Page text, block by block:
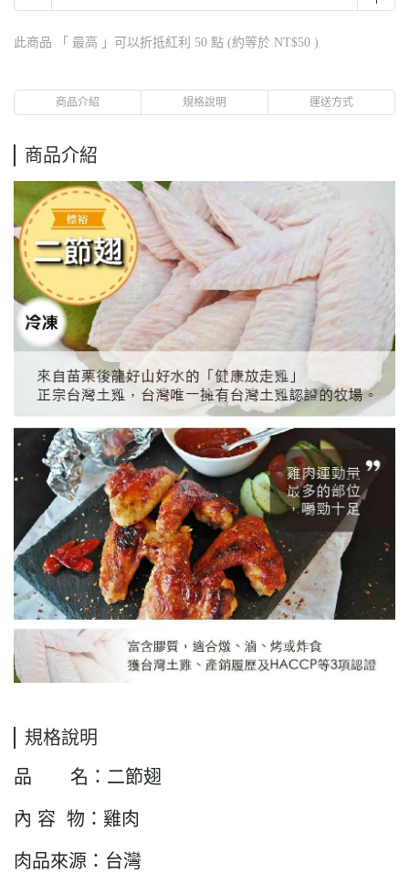
此商品 「 最高 」可以折抵紅利 50 點 (約等於 NT$50 )
商品介紹 規格說明 運送方式
商品介紹
規格說明
品 名： 二節翅
內 容 物：雞肉
肉品來源：台灣